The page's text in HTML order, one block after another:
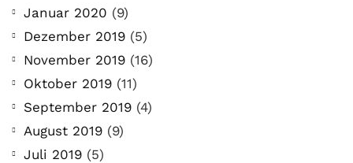
Januar 2020 (9)
Dezember 2019 (5)
November 2019 (16)
Oktober 2019 (11)
September 2019 (4)
August 2019 (9)
Juli 2019 (5)
Der Leserbrief der Woche Viele Leser
stellen ganz persönliche Fragen. Vielleicht
hast du auch spezielle Fragen im Kopf?
Aber du hast dich bis jetzt nicht getraut sie
zu stellen? Kein Problem!...
Jetzt lesen